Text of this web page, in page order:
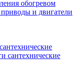
обогревом
и двигатели
сантехнические